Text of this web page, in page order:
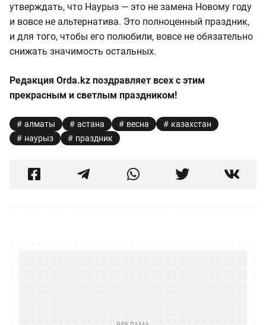
утверждать, что Наурыз — это не замена Новому году
и вовсе не альтернатива. Это полноценный праздник,
и для того, чтобы его полюбили, вовсе не обязательно
снижать значимость остальных.
Редакция Orda.kz поздравляет всех с этим
прекрасным и светлым праздником!
алматы астана весна
казахстан
наурыз
праздник